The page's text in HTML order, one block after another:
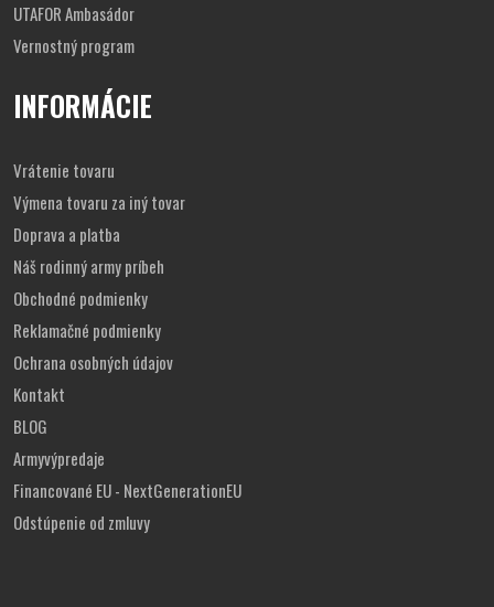
UTAFOR Ambasádor
Vernostný program
INFORMÁCIE
Vrátenie tovaru
Výmena tovaru za iný tovar
Doprava a platba
Náš rodinný army príbeh
Obchodné podmienky
Reklamačné podmienky
Ochrana osobných údajov
Kontakt
BLOG
Armyvýpredaje
Financované EU - NextGenerationEU
Odstúpenie od zmluvy